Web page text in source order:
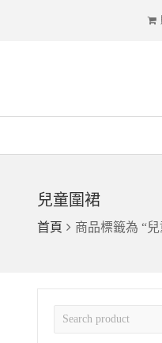
兒童圍裙
首頁 商品標籤為 “